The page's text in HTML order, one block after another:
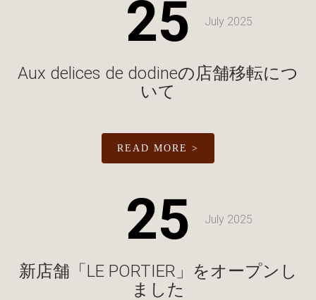
25 July 2025
Aux delices de dodineの店舗移転につ
いて
READ MORE >
25 July 2025
新店舗「LE PORTIER」をオープンし
ました